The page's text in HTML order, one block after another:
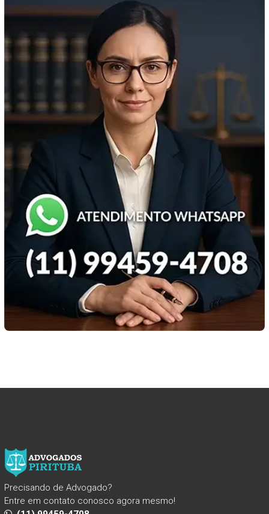
Precisando de Advogado?
Entre em contato conosco agora mesmo!